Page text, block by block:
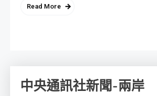
Read More
中央通訊社新聞-兩岸